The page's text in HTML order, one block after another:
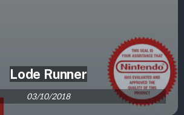
Lode Runner
03/10/2018